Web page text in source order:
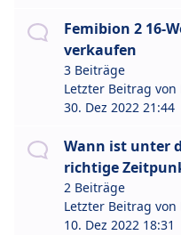
Femibion 2 16-
verkaufen
3 Beiträge
Letzter Beitrag von
30. Dez 2022 21:44
Wann ist unter
richtige
2 Beiträge
Letzter Beitrag von
10. Dez 2022 18:31